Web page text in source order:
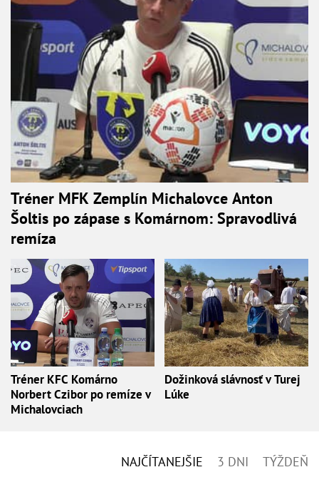
Tréner MFK Zemplín Michalovce Anton
Šoltis po zápase s Komárnom: Spravodlivá
remíza
Tréner KFC Komárno
Norbert Czibor po remíze v
Michalovciach
Dožinková slávnosť v Turej
Lúke
NAJČÍTANEJŠIE 3 DNI TÝŽDEŇ